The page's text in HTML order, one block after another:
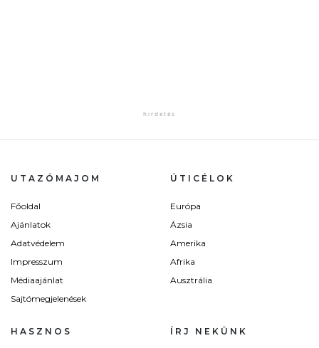
UTAZÓMAJOM
Főoldal
Ajánlatok
Adatvédelem
Impresszum
Médiaajánlat
Sajtómegjelenések
ÚTICÉLOK
Európa
Ázsia
Amerika
Afrika
Ausztrália
HASZNOS ÍRJ NEKÜNK